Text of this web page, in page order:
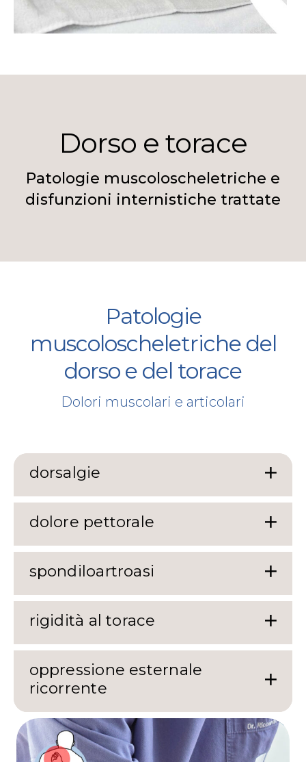
Dorso e torace
Patologie muscoloscheletriche e
disfunzioni internistiche trattate
Patologie
muscoloscheletriche del
dorso e del torace
Dolori muscolari e articolari
dorsalgie
dolore pettorale
spondiloartroasi
rigidità al torace
oppressione esternale
ricorrente